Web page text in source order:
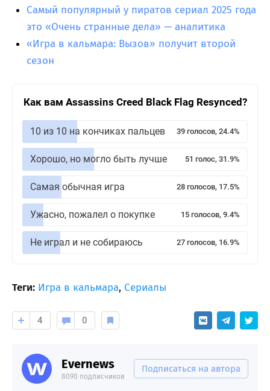
Самый популярный у пиратов сериал 2025 года
это «Очень странные дела» — аналитика
«Игра в кальмара: Вызов» получит второй
сезон
Как вам Assassins Creed Black Flag Resynced?
10 из 10 на кончиках пальцев 39 голосов, 24.4%
Хорошо, но могло быть лучше 51 голос, 31.9%
Самая обычная игра 28 голосов, 17.5%
Ужасно, пожалел о покупке 15 голосов, 9.4%
Не играл и не собираюсь 27 голосов, 16.9%
Теги: Игра в кальмара, Сериалы
4 0
Evernews
8090 подписчиков
Подписаться на автора